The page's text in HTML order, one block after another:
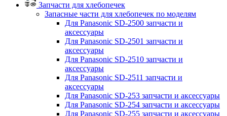
Запчасти для хлебопечек
Запасные части для хлебопечек по моделям
Для Panasonic SD-2500 запчасти и
аксессуары
Для Panasonic SD-2501 запчасти и
аксессуары
Для Panasonic SD-2510 запчасти и
аксессуары
Для Panasonic SD-2511 запчасти и
аксессуары
Для Panasonic SD-253 запчасти и аксессуары
Для Panasonic SD-254 запчасти и аксессуары
Для Panasonic SD-255 запчасти и аксессуары